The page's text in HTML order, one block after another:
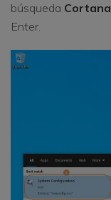
búsqueda Cortana
Enter.